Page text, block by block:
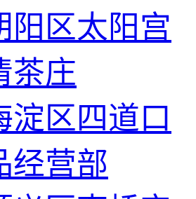
阳区太阳宫
茶庄
淀区四道口
经营部